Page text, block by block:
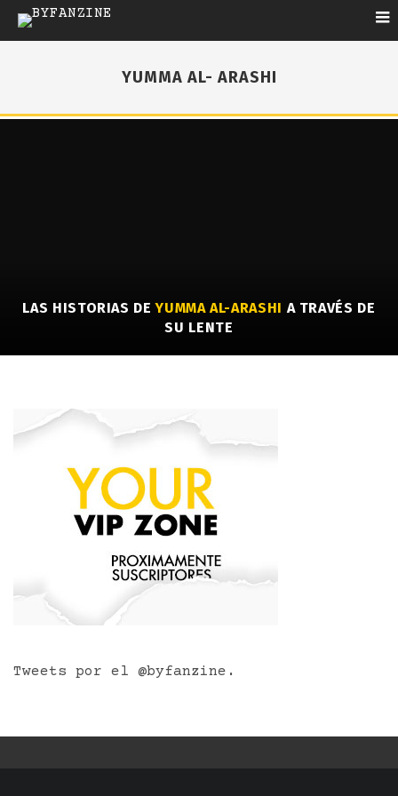
YUMMA AL- ARASHI
LAS HISTORIAS DEYUMMA AL-ARASHI A TRAVÉS DE
SU LENTE
Tweets por el @byfanzine.